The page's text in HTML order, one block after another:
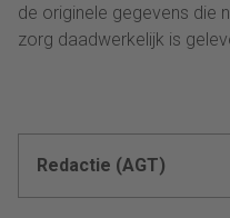
de originele gegevens die
zorg daadwerkelijk is
Redactie (AGT)